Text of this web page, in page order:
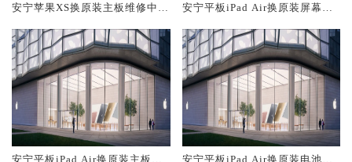
安宁苹果XS换原装主板维修中心
安宁平板iPad Air换原装屏幕服
安宁平板iPad Air换原装主板维
安宁平板iPad Air换原装电池维